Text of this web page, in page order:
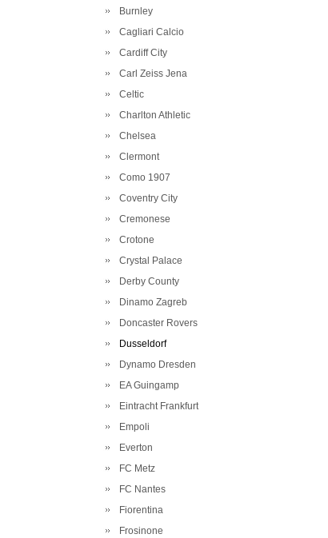
Burnley
Cagliari Calcio
Cardiff City
Carl Zeiss Jena
Celtic
Charlton Athletic
Chelsea
Clermont
Como 1907
Coventry City
Cremonese
Crotone
Crystal Palace
Derby County
Dinamo Zagreb
Doncaster Rovers
Dusseldorf
Dynamo Dresden
EA Guingamp
Eintracht Frankfurt
Empoli
Everton
FC Metz
FC Nantes
Fiorentina
Frosinone